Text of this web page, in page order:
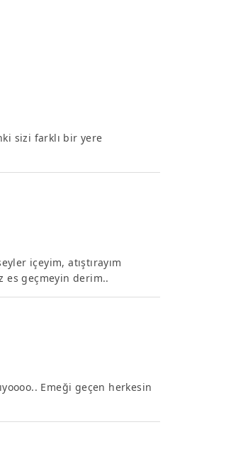
sizi farklı bir yere
içeyim, atıştırayım
es geçmeyin derim..
Emeği geçen herkesin